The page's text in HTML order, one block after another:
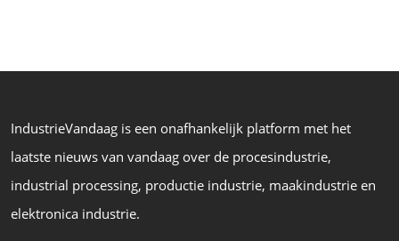
IndustrieVandaag is een onafhankelijk platform met het
laatste nieuws van vandaag over de procesindustrie,
industrial processing, productie industrie, maakindustrie en
elektronica industrie.